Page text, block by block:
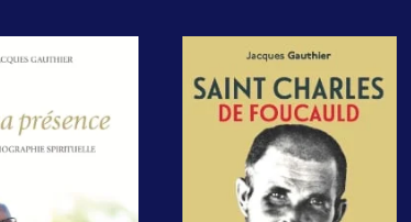
Saint Charles
de Foucauld,
passionné de
Dieu